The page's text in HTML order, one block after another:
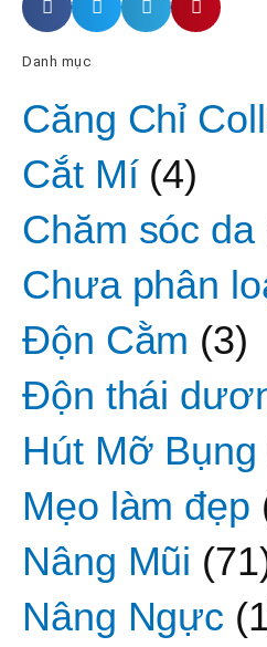
Danh mục
Căng Chỉ
Cắt Mí(4)
Chăm sóc da
Chưa phân
Độn Cằm (3)
Độn thái
Hút Mỡ Bụng
Mẹo làm đẹp
Nâng Mũi
Nâng Ngực